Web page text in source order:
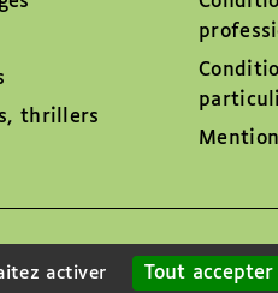
thrillers
activer Tout accepter